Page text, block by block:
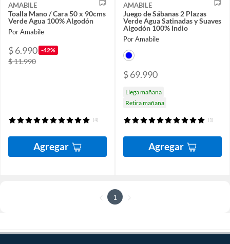
AMABILE
Toalla Mano / Cara 50 x 90cms
Verde Agua 100% Algodón
Por Amabile
$ 6.990 -42%
$ 11.990
(4)
Agregar
AMABILE
Juego de Sábanas 2 Plazas
Verde Agua Satinadas y Suaves
Algodón 100% Indio
Por Amabile
$ 69.990
Llega mañana
Retira mañana
(1)
Agregar
1